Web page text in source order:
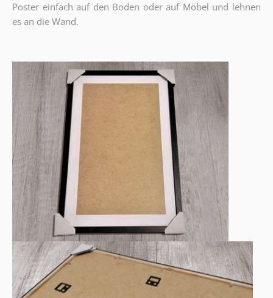
Poster einfach auf den Boden oder auf Möbel und lehnen
es an die Wand.